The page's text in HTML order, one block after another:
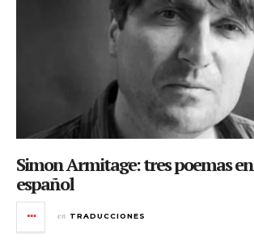
Simon Armitage: tres poemas en
español
en TRADUCCIONES